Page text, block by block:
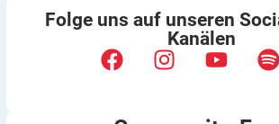
Folge uns auf unseren
Kanälen